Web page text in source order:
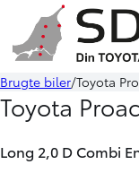
Book
Brugte biler Toyota
Toyota
Long 2,0 D Combi